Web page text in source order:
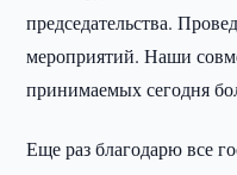
председательства.
мероприятий. Наши
принимаемых сегодня
Еще раз благодарю все